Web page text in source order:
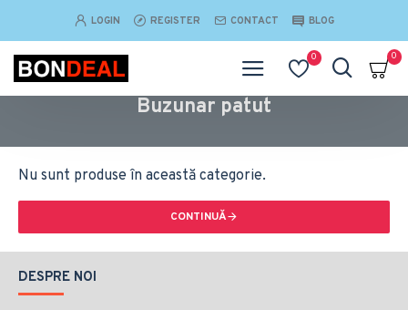
LOGIN REGISTER CONTACT BLOG
0 0
Buzunar patut
Nu sunt produse în această categorie.
CONTINUĂ
DESPRE NOI